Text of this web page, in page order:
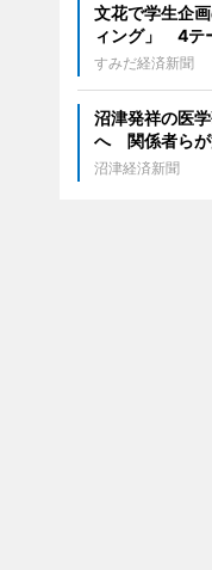
文花で学生企
ィング」 4テ
すみだ経済新聞
沼津発祥の医
へ 関係者らが
沼津経済新聞